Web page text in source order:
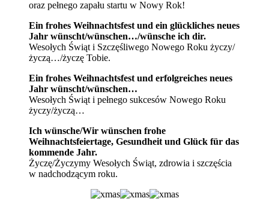
oraz pełnego zapału startu w Nowy Rok!
Ein frohes Weihnachtsfest und ein glückliches neues
Jahr wünscht/wünschen…/wünsche ich dir.
Wesołych Świąt i Szczęśliwego Nowego Roku życzy/
życzą…/życzę Tobie.
Ein frohes Weihnachtsfest und erfolgreiches neues
Jahr wünscht/wünschen…
Wesołych Świąt i pełnego sukcesów Nowego Roku
życzy/życzą…
Ich wünsche/Wir wünschen frohe
Weihnachtsfeiertage, Gesundheit und Glück für das
kommende Jahr.
Życzę/Życzymy Wesołych Świąt, zdrowia i szczęścia
w nadchodzącym roku.